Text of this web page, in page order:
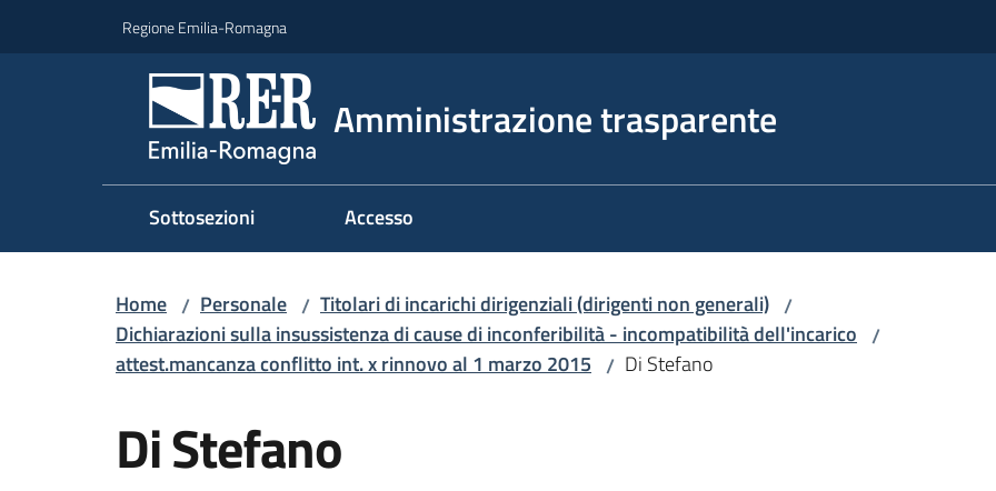
Regione Emilia-Romagna
Amministrazione trasparente
Sottosezioni Accesso
Home / Personale / Titolari di incarichi dirigenziali (dirigenti non generali) /
Dichiarazioni sulla insussistenza di cause di inconferibilità - incompatibilità dell'incarico /
attest.mancanza conflitto int. x rinnovo al 1 marzo 2015 / Di Stefano
Di Stefano